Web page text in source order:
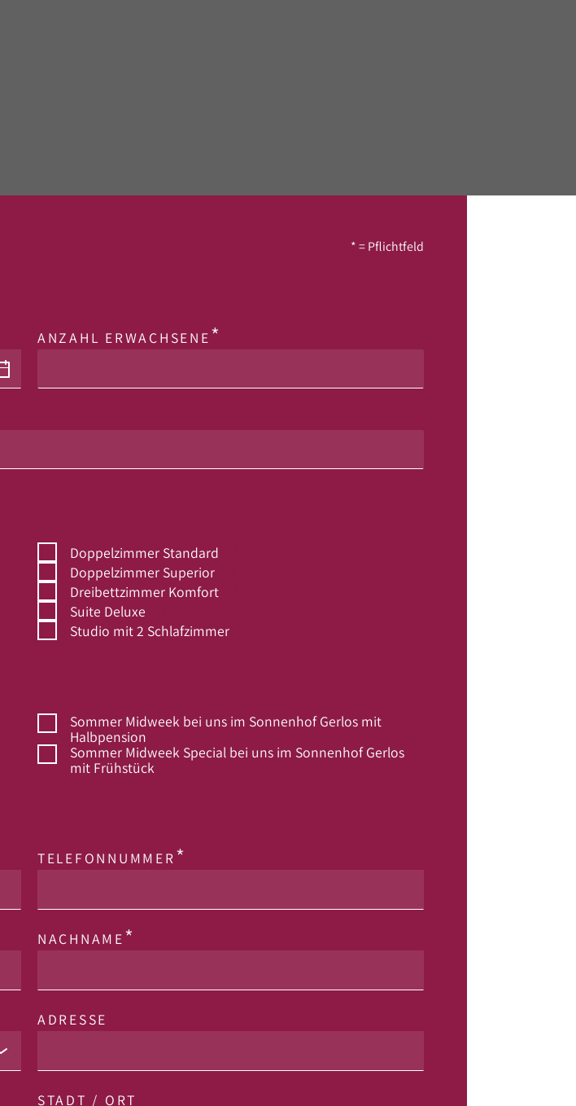
* = Pflichtfeld
ANZAHL ERWACHSENE
Doppelzimmer Standard
Doppelzimmer Superior
Dreibettzimmer Komfort
Suite Deluxe
Studio mit 2 Schlafzimmer
Sommer Midweek bei uns im Sonnenhof Gerlos mit
Halbpension
Sommer Midweek Special bei uns im Sonnenhof Gerlos
mit Frühstück
TELEFONNUMMER
NACHNAME
ADRESSE
STADT / ORT